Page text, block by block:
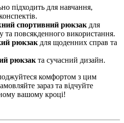
підходить для навчання,
спортивний рюкзак для
та повсякденного використання.
рюкзак для щоденних справ та
рюкзак та сучасний дизайн.
комфортом з цим
зараз та відчуйте
вашому кроці!